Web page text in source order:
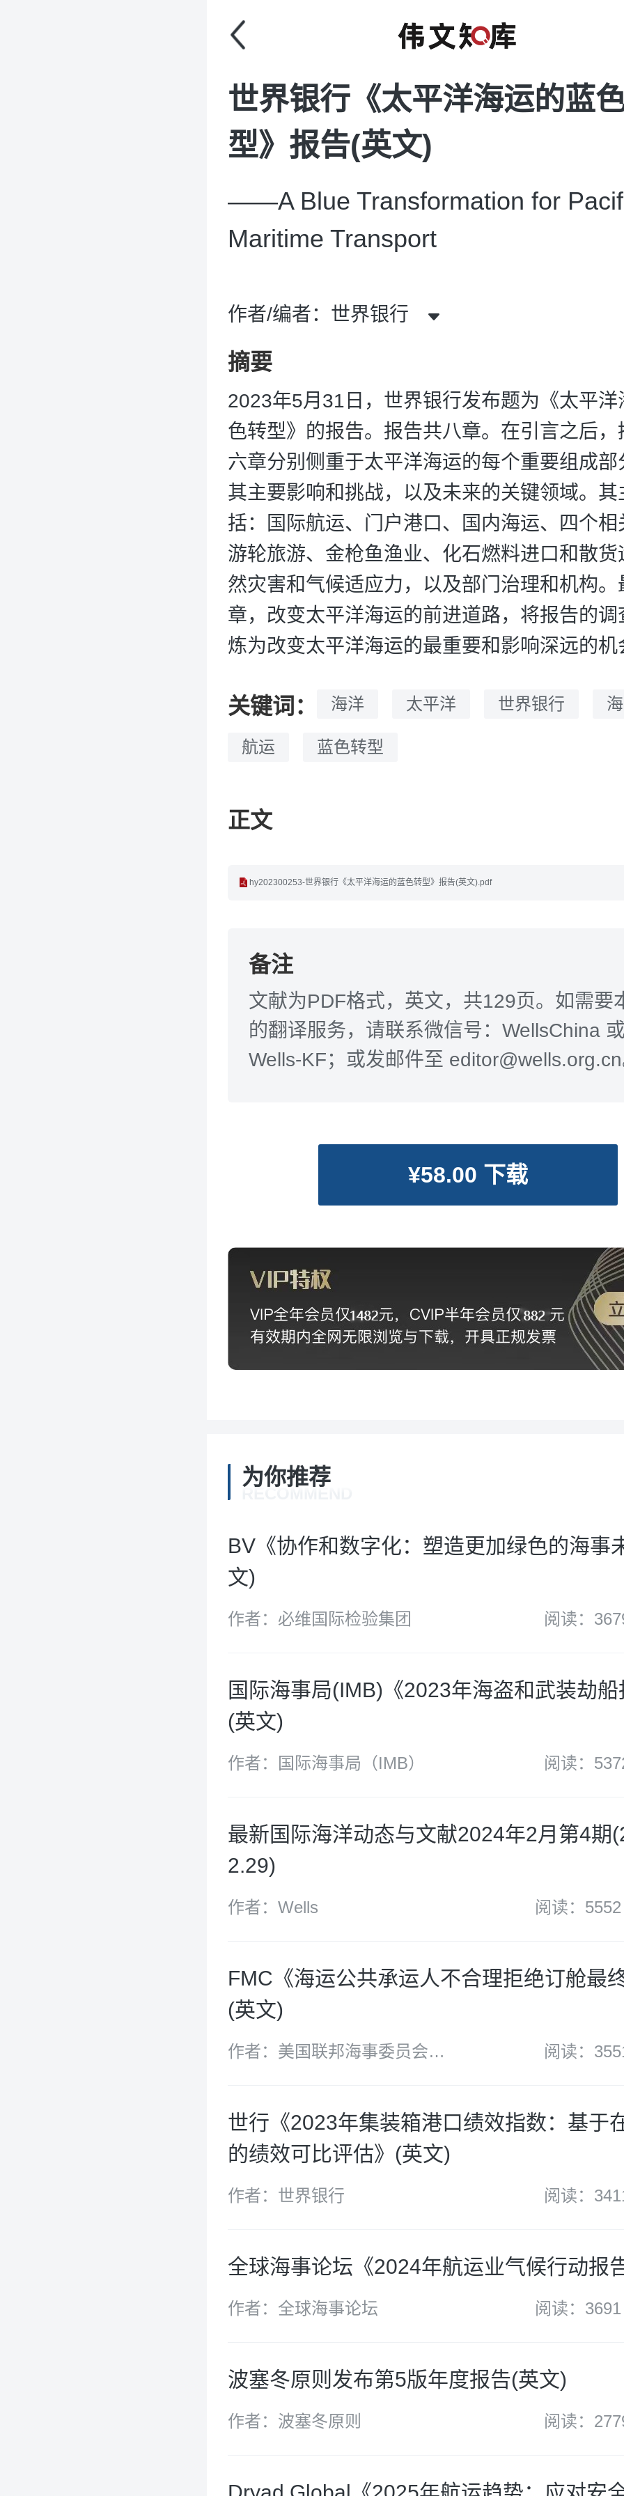
世界银行《太平洋海运的蓝
型》报告(英文)
——A Blue Transformation for
Maritime Transport
作者/编者：世界银行
摘要
2023年5月31日，世界银行发布题为《太平洋
色转型》的报告。报告共八章。在引言之后，
六章分别侧重于太平洋海运的每个重要组成部
其主要影响和挑战，以及未来的关键领域。其
括：国际航运、门户港口、国内海运、四个相
游轮旅游、金枪鱼渔业、化石燃料进口和散货
然灾害和气候适应力，以及部门治理和机构。
章，改变太平洋海运的前进道路，将报告的调
炼为改变太平洋海运的最重要和影响深远的机
关键词： 海洋 太平洋 世界银行
航运 蓝色转型
正文
hy202300253-世界银行《太平洋海运的蓝色转型》报告(英文).pdf
备注
文献为PDF格式，英文，共129页。如需要
的翻译服务，请联系微信号：WellsChina
Wells-KF；或发邮件至
¥58.00 下载
为你推荐
RECOMMEND
BV《协作和数字化：塑造更加绿色的海事
文)
作者：必维国际检验集团 阅读：
国际海事局(IMB)《2023年海盗和武装劫
(英文)
作者：国际海事局（IMB） 阅读：
最新国际海洋动态与文献2024年2月第4期
2.29)
作者：Wells 阅读：5552
FMC《海运公共承运人不合理拒绝订舱最
(英文)
作者：美国联邦海事委员会
阅读：
世行《2023年集装箱港口绩效指数：基于
的绩效可比评估》(英文)
作者：世界银行 阅读：
全球海事论坛《2024年航运业气候行动报
作者：全球海事论坛 阅读：3691
波塞冬原则发布第5版年度报告(英文)
作者：波塞冬原则 阅读：